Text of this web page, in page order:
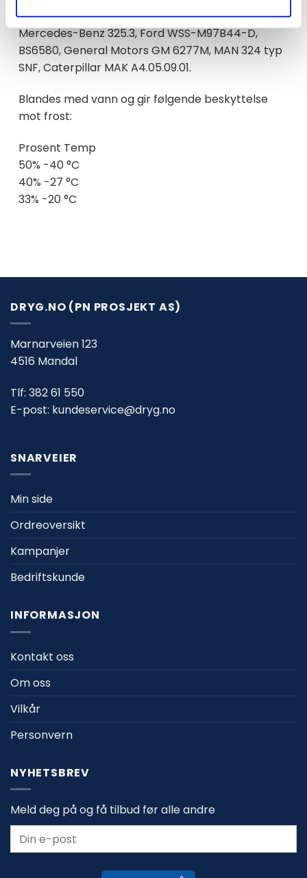
Oppfyller blant annet følgende standarder:
Mercedes-Benz 325.3, Ford WSS-M97B44-D,
BS6580, General Motors GM 6277M, MAN 324 typ
SNF, Caterpillar MAK A4.05.09.01.
Blandes med vann og gir følgende beskyttelse
mot frost:
Prosent Temp
50% -40 °C
40% -27 °C
33% -20 °C
DRYG.NO (PN PROSJEKT AS)
Marnarveien 123
4516 Mandal
Tlf: 382 61 550
E-post: kundeservice@dryg.no
SNARVEIER
Min side
Ordreoversikt
Kampanjer
Bedriftskunde
INFORMASJON
Kontakt oss
Om oss
Vilkår
Personvern
NYHETSBREV
Meld deg på og få tilbud før alle andre